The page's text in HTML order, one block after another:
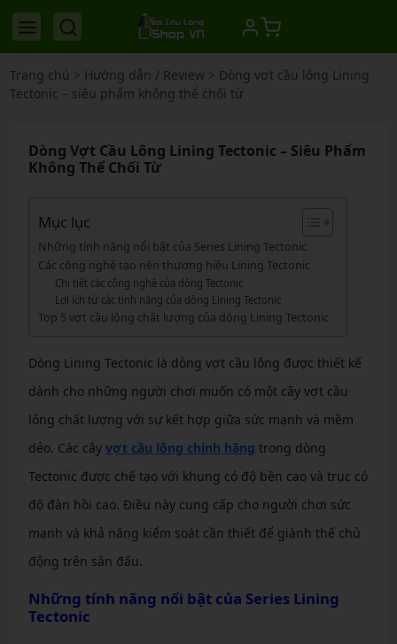
Trang chủ > Hướng dẫn / Review> Dòng vợt cầu lông Lining
Tectonic – siêu phẩm không thể chối từ
Dòng Vợt Cầu Lông Lining Tectonic – Siêu Phẩm
Không Thể Chối Từ
Mục lục
Những tính năng nổi bật của Series Lining Tectonic
Các công nghệ tạo nên thương hiệu Lining Tectonic
Chi tiết các công nghệ của dòng Tectonic
Lợi ích từ các tính năng của dòng Lining Tectonic
Top 5 vợt cầu lông chất lượng của dòng Lining Tectonic
Dòng Lining Tectonic là dòng vợt cầu lông được thiết kế
dành cho những người chơi muốn có một cây vợt cầu
lông chất lượng với sự kết hợp giữa sức mạnh và mềm
dẻo. Các cây vợt cầu lông chính hãng trong dòng
Tectonic được chế tạo với khung có độ bền cao và trục có
độ đàn hồi cao. Điều này cung cấp cho người chơi sức
mạnh và khả năng kiểm soát cần thiết để giành thế chủ
động trên sân đấu.
Những tính năng nổi bật của Series Lining
Tectonic